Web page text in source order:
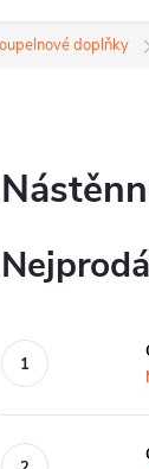
doplňky